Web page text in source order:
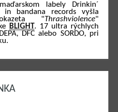
labely Drinkin´
in bandana records vyšla
"Thrashviolence"
BLIGHT. 17 ultra rýchlych
DFC alebo SORDO, pri